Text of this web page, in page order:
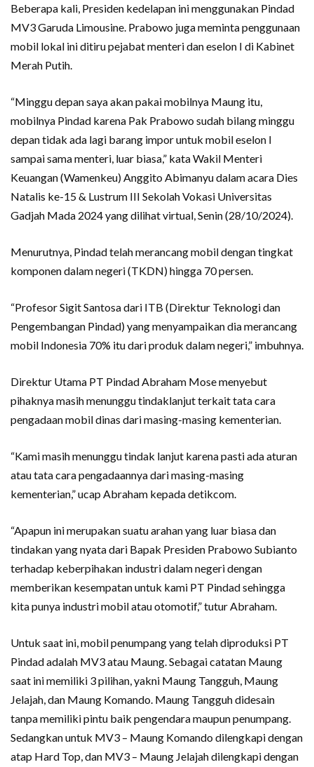
Beberapa kali, Presiden kedelapan ini menggunakan Pindad
MV3 Garuda Limousine. Prabowo juga meminta penggunaan
mobil lokal ini ditiru pejabat menteri dan eselon I di Kabinet
Merah Putih.
“Minggu depan saya akan pakai mobilnya Maung itu,
mobilnya Pindad karena Pak Prabowo sudah bilang minggu
depan tidak ada lagi barang impor untuk mobil eselon I
sampai sama menteri, luar biasa,” kata Wakil Menteri
Keuangan (Wamenkeu) Anggito Abimanyu dalam acara Dies
Natalis ke-15 & Lustrum III Sekolah Vokasi Universitas
Gadjah Mada 2024 yang dilihat virtual, Senin (28/10/2024).
Menurutnya, Pindad telah merancang mobil dengan tingkat
komponen dalam negeri (TKDN) hingga 70 persen.
“Profesor Sigit Santosa dari ITB (Direktur Teknologi dan
Pengembangan Pindad) yang menyampaikan dia merancang
mobil Indonesia 70% itu dari produk dalam negeri,” imbuhnya.
Direktur Utama PT Pindad Abraham Mose menyebut
pihaknya masih menunggu tindaklanjut terkait tata cara
pengadaan mobil dinas dari masing-masing kementerian.
“Kami masih menunggu tindak lanjut karena pasti ada aturan
atau tata cara pengadaannya dari masing-masing
kementerian,” ucap Abraham kepada detikcom.
“Apapun ini merupakan suatu arahan yang luar biasa dan
tindakan yang nyata dari Bapak Presiden Prabowo Subianto
terhadap keberpihakan industri dalam negeri dengan
memberikan kesempatan untuk kami PT Pindad sehingga
kita punya industri mobil atau otomotif,” tutur Abraham.
Untuk saat ini, mobil penumpang yang telah diproduksi PT
Pindad adalah MV3 atau Maung. Sebagai catatan Maung
saat ini memiliki 3 pilihan, yakni Maung Tangguh, Maung
Jelajah, dan Maung Komando. Maung Tangguh didesain
tanpa memiliki pintu baik pengendara maupun penumpang.
Sedangkan untuk MV3 – Maung Komando dilengkapi dengan
atap Hard Top, dan MV3 – Maung Jelajah dilengkapi dengan